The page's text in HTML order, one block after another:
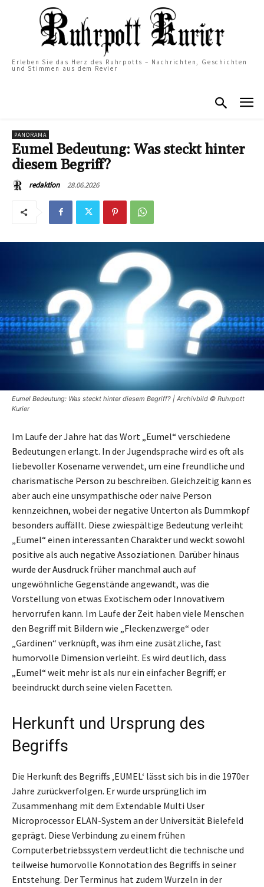
Erleben Sie das Herz des Ruhrpotts – Nachrichten, Geschichten
und Stimmen aus dem Revier
PANORAMA
Eumel Bedeutung: Was steckt hinter
diesem Begriff?
redaktion 28.06.2026
Eumel Bedeutung: Was steckt hinter diesem Begriff? | Archivbild © Ruhrpott
Kurier
Im Laufe der Jahre hat das Wort „Eumel“ verschiedene
Bedeutungen erlangt. In der Jugendsprache wird es oft als
liebevoller Kosename verwendet, um eine freundliche und
charismatische Person zu beschreiben. Gleichzeitig kann es
aber auch eine unsympathische oder naive Person
kennzeichnen, wobei der negative Unterton als Dummkopf
besonders auffällt. Diese zwiespältige Bedeutung verleiht
„Eumel“ einen interessanten Charakter und weckt sowohl
positive als auch negative Assoziationen. Darüber hinaus
wurde der Ausdruck früher manchmal auch auf
ungewöhnliche Gegenstände angewandt, was die
Vorstellung von etwas Exotischem oder Innovativem
hervorrufen kann. Im Laufe der Zeit haben viele Menschen
den Begriff mit Bildern wie „Fleckenzwerge“ oder
„Gardinen“ verknüpft, was ihm eine zusätzliche, fast
humorvolle Dimension verleiht. Es wird deutlich, dass
„Eumel“ weit mehr ist als nur ein einfacher Begriff; er
beeindruckt durch seine vielen Facetten.
Herkunft und Ursprung des
Begriffs
Die Herkunft des Begriffs ‚EUMEL‘ lässt sich bis in die 1970er
Jahre zurückverfolgen. Er wurde ursprünglich im
Zusammenhang mit dem Extendable Multi User
Microprocessor ELAN-System an der Universität Bielefeld
geprägt. Diese Verbindung zu einem frühen
Computerbetriebssystem verdeutlicht die technische und
teilweise humorvolle Konnotation des Begriffs in seiner
Entstehung. Der Terminus hat zudem Wurzeln in der